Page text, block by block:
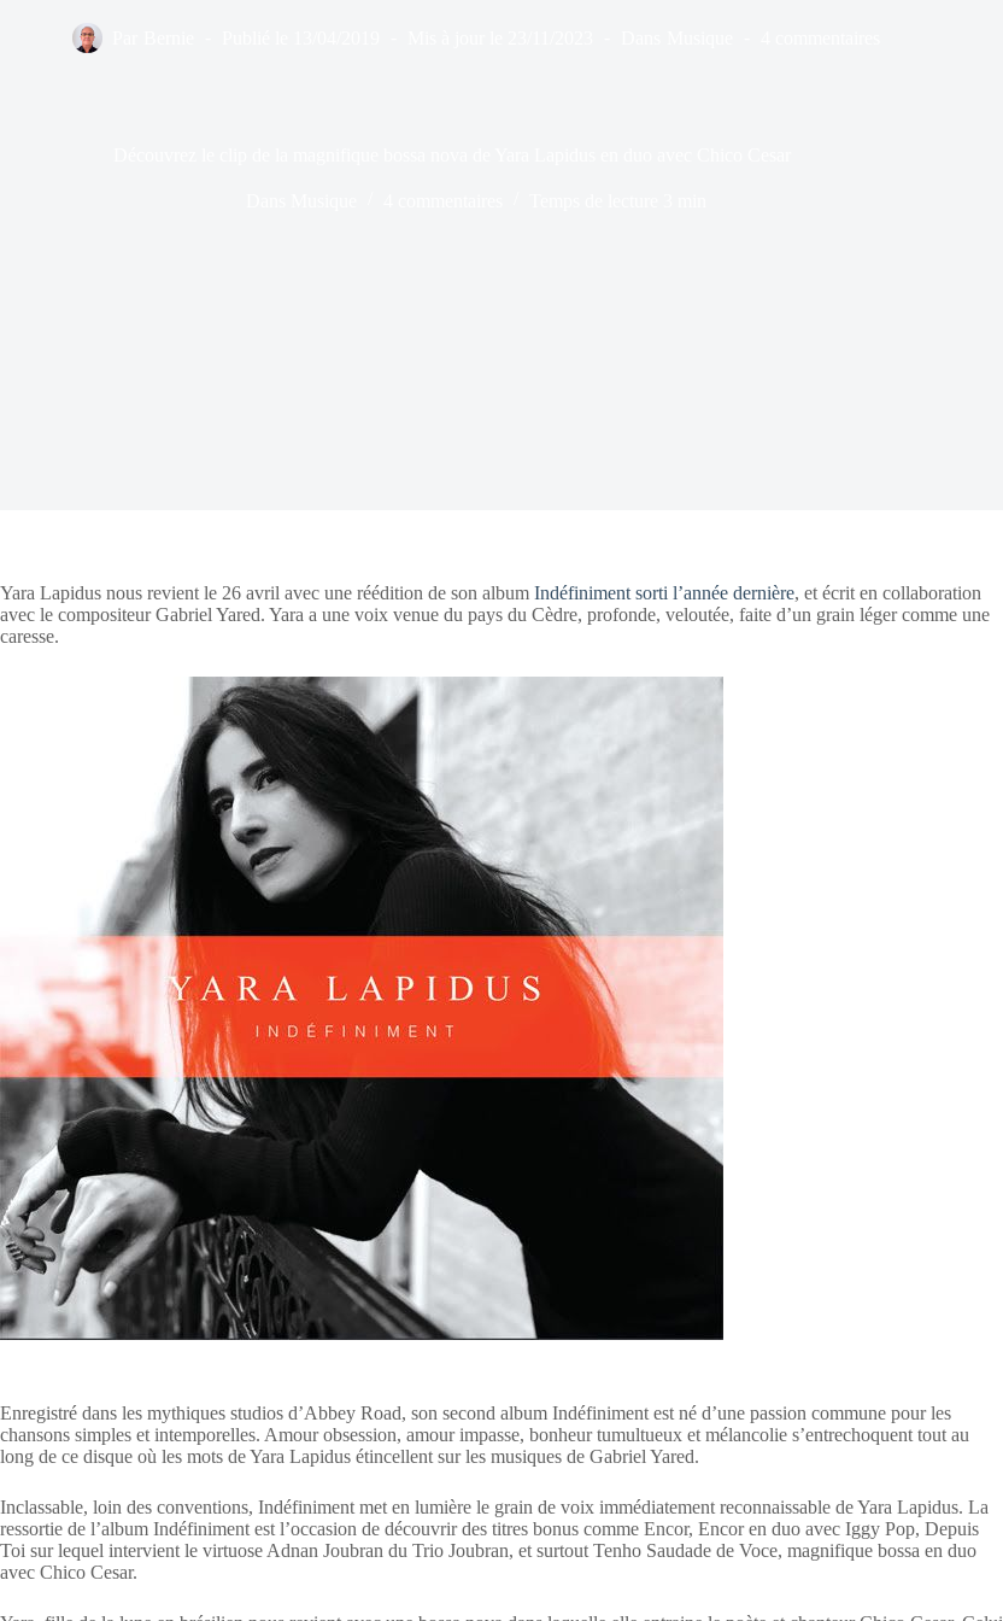
Yara Lapidus nous revient le 26 avril avec une réédition de son album Indéfiniment sorti l’année dernière, et écrit en collaboration
avec le compositeur Gabriel Yared. Yara a une voix venue du pays du Cèdre, profonde, veloutée, faite d’un grain léger comme une
caresse.
Enregistré dans les mythiques studios d’Abbey Road, son second album Indéfiniment est né d’une passion commune pour les
chansons simples et intemporelles. Amour obsession, amour impasse, bonheur tumultueux et mélancolie s’entrechoquent tout au
long de ce disque où les mots de Yara Lapidus étincellent sur les musiques de Gabriel Yared.
Inclassable, loin des conventions, Indéfiniment met en lumière le grain de voix immédiatement reconnaissable de Yara Lapidus. La
ressortie de l’album Indéfiniment est l’occasion de découvrir des titres bonus comme Encor, Encor en duo avec Iggy Pop, Depuis
Toi sur lequel intervient le virtuose Adnan Joubran du Trio Joubran, et surtout Tenho Saudade de Voce, magnifique bossa en duo
avec Chico Cesar.